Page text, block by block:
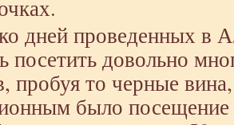
дней проведенных в
посетить довольно
пробуя то черные
было посещение